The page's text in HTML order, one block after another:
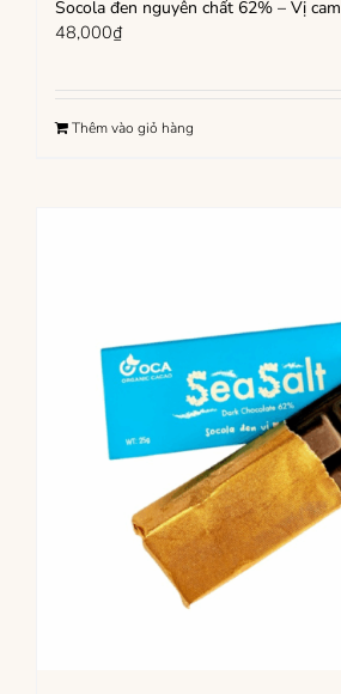
Socola đen nguyên chất 62% – Vị cam
48,000₫
Thêm vào giỏ hàng